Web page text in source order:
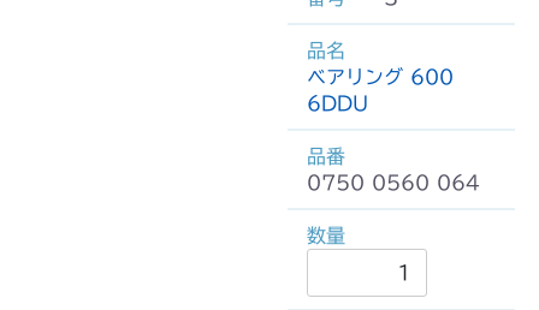
ベアリング 600
6DDU
0750 0560 064